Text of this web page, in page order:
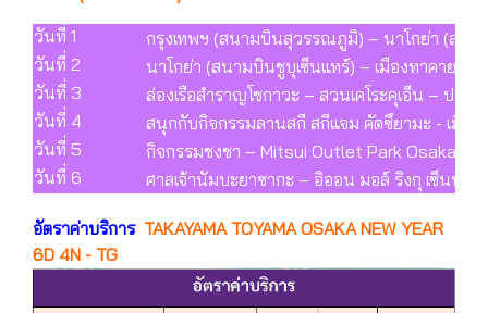
วันที่ 1
กรุงเทพฯ (สนามบินสุวรรณภูมิ) – นาโกย่า (สน
วันที่ 2
นาโกย่า (สนามบินชูบุเซ็นแทร์) – เมืองทาคายา
วันที่ 3
ล่องเรือสำราญโชกาวะ – สวนเคโระคุเอ็น – ปร
วันที่ 4
สนุกกับกิจกรรมลานสกี สกีแจม คัตซึยามะ - เมือง
วันที่ 5
กิจกรรมชงชา – Mitsui Outlet Park Osaka
วันที่ 6
ศาลเจ้านัมบะยาซากะ – อิออน มอล์ ริงกุ เซ็นนั
อัตราค่าบริการ TAKAYAMA TOYAMA OSAKA NEW YEAR
6D 4N - TG